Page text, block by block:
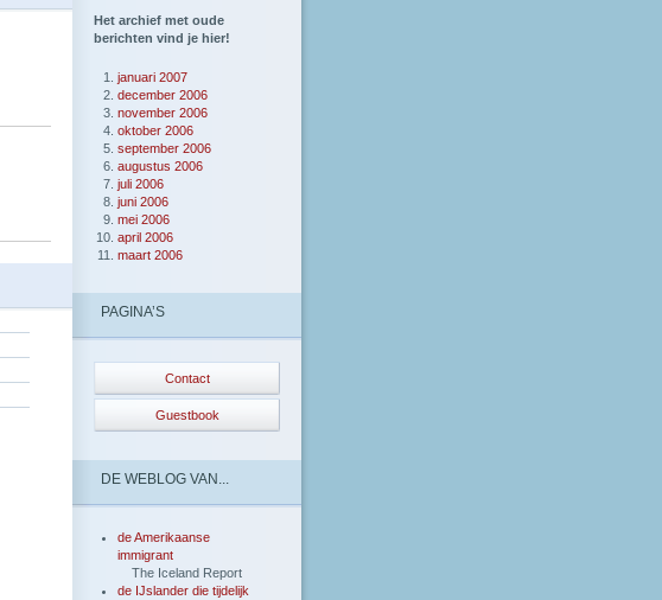
Het archief met oude
berichten vind je hier!
januari 2007
december 2006
november 2006
oktober 2006
september 2006
augustus 2006
juli 2006
juni 2006
mei 2006
april 2006
maart 2006
PAGINA’S
Contact
Guestbook
DE WEBLOG VAN...
de Amerikaanse
immigrant
The Iceland Report
de IJslander die tijdelijk